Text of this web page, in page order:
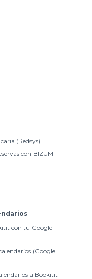
(Redsys)
con BIZUM
con tu Google
(Google
a Bookitit